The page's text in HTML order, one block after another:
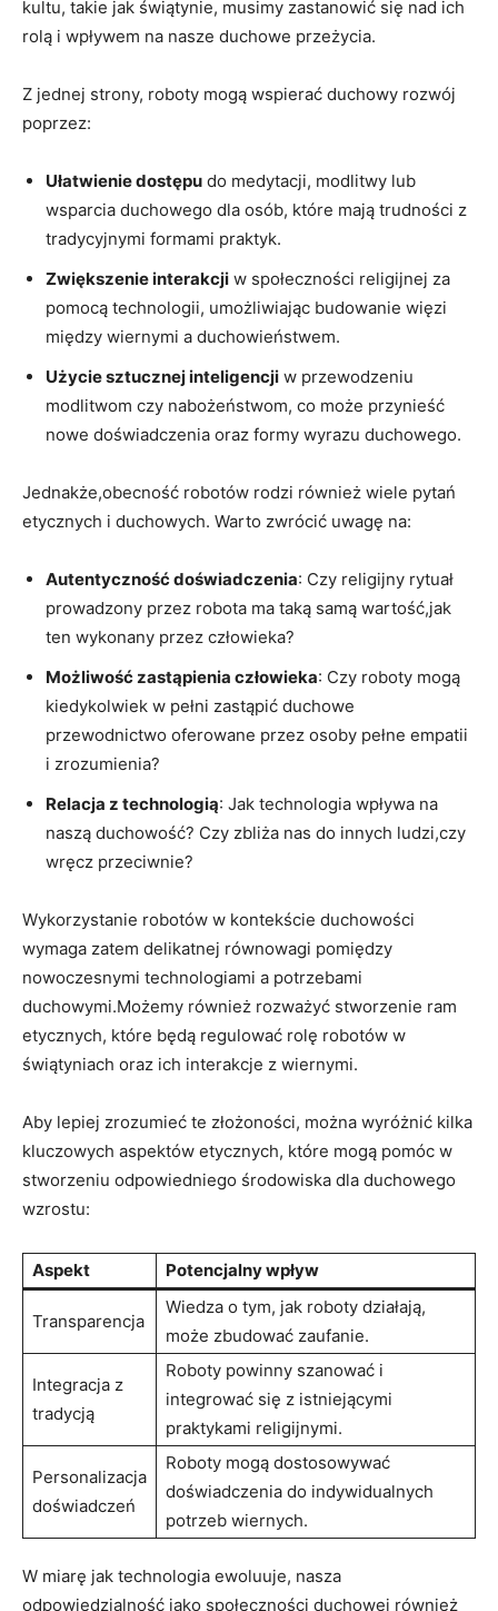
kultu, takie jak świątynie, musimy zastanowić się nad ich
rolą i wpływem na nasze duchowe przeżycia.
Z jednej strony, roboty mogą wspierać duchowy rozwój
poprzez:
Ułatwienie dostępu do medytacji, modlitwy lub
wsparcia duchowego dla osób, które mają trudności z
tradycyjnymi formami praktyk.
Zwiększenie interakcji w społeczności religijnej za
pomocą technologii, umożliwiając budowanie więzi
między wiernymi a duchowieństwem.
Użycie sztucznej inteligencji w przewodzeniu
modlitwom czy nabożeństwom, co może przynieść
nowe doświadczenia oraz formy wyrazu duchowego.
Jednakże,obecność robotów rodzi również wiele pytań
etycznych i duchowych. Warto zwrócić uwagę na:
Autentyczność doświadczenia: Czy religijny rytuał
prowadzony przez robota ma taką samą wartość,jak
ten wykonany przez człowieka?
Możliwość zastąpienia człowieka: Czy roboty mogą
kiedykolwiek w pełni zastąpić duchowe
przewodnictwo oferowane przez osoby pełne empatii
i zrozumienia?
Relacja z technologią: Jak technologia wpływa na
naszą duchowość? Czy zbliża nas do innych ludzi,czy
wręcz przeciwnie?
Wykorzystanie robotów w kontekście duchowości
wymaga zatem delikatnej równowagi pomiędzy
nowoczesnymi technologiami a potrzebami
duchowymi.Możemy również rozważyć stworzenie ram
etycznych, które będą regulować rolę robotów w
świątyniach oraz ich interakcje z wiernymi.
Aby lepiej zrozumieć te złożoności, można wyróżnić kilka
kluczowych aspektów etycznych, które mogą pomóc w
stworzeniu odpowiedniego środowiska dla duchowego
wzrostu:
Aspekt Potencjalny wpływ
Transparencja
Wiedza o tym, jak roboty działają,
może zbudować zaufanie.
Integracja z
tradycją
Roboty powinny szanować i
integrować się z istniejącymi
praktykami religijnymi.
Personalizacja
doświadczeń
Roboty mogą dostosowywać
doświadczenia do indywidualnych
potrzeb wiernych.
W miarę jak technologia ewoluuje, nasza
odpowiedzialność jako społeczności duchowej również